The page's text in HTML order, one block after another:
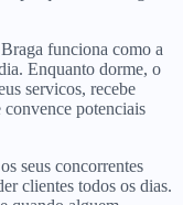
funciona como a
Enquanto dorme, o
servicos, recebe
convence potenciais
seus concorrentes
clientes todos os dias.